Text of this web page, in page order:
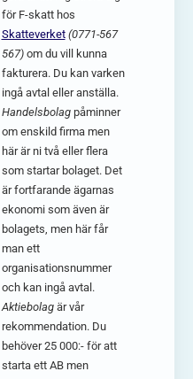
för F-skatt hos
Skatteverket (0771-567
567)om du vill kunna
fakturera. Du kan varken
ingå avtal eller anställa.
Handelsbolag påminner
om enskild firma men
här är ni två eller flera
som startar bolaget. Det
är fortfarande ägarnas
ekonomi som även är
bolagets, men här får
man ett
organisationsnummer
och kan ingå avtal.
Aktiebolag är vår
rekommendation. Du
behöver 25 000:- för att
starta ett AB men